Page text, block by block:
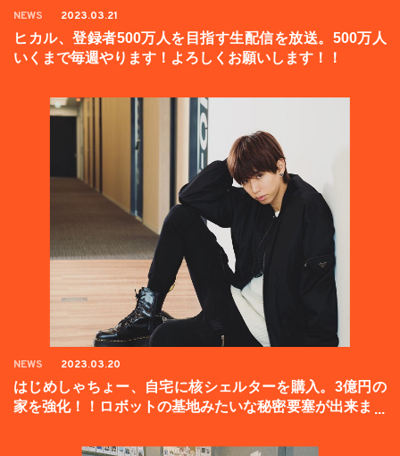
NEWS 2023.03.21
ヒカル、登録者500万人を目指す生配信を放送。500万人
いくまで毎週やります！よろしくお願いします！！
NEWS 2023.03.20
はじめしゃちょー、自宅に核シェルターを購入。3億円の
家を強化！！ロボットの基地みたいな秘密要塞が出来まし